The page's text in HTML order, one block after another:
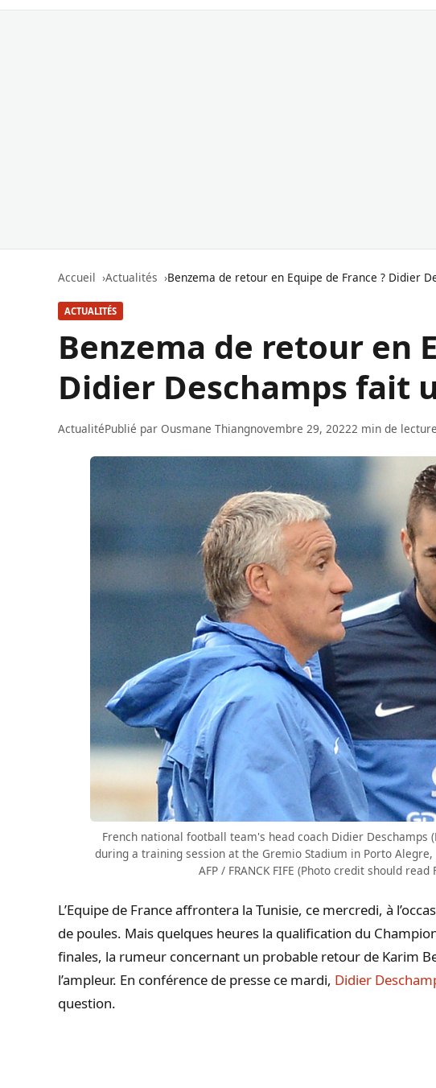
Accueil Actualités Benzema de retour en Equipe de France ? Didier
ACTUALITÉS
Benzema de retour en
Didier Deschamps fait
ActualitéPublié par Ousmane Thiangnovembre 29, 20222 min de lecture
French national football team's head coach Didier Deschamps
during a training session at the Gremio Stadium in Porto Alegre,
AFP / FRANCK FIFE (Photo credit should read
L’Equipe de France affrontera la Tunisie, ce mercredi, à
de poules. Mais quelques heures la qualification du
finales, la rumeur concernant un probable retour de Karim
l’ampleur. En conférence de presse ce mardi, Didier
question.